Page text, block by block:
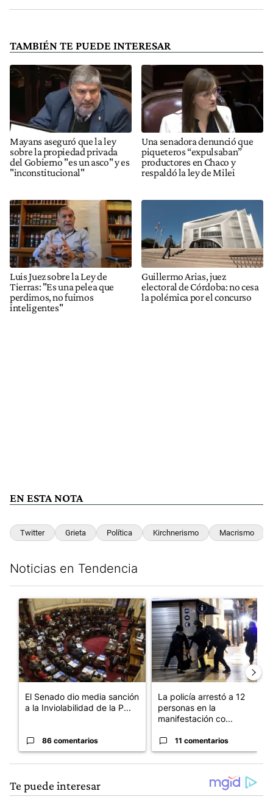
TAMBIÉN TE PUEDE INTERESAR
Mayans aseguró que la ley
sobre la propiedad privada
del Gobierno "es un asco" y es
"inconstitucional"
Una senadora denunció que
piqueteros “expulsaban”
productores en Chaco y
respaldó la ley de Milei
Luis Juez sobre la Ley de
Tierras: "Es una pelea que
perdimos, no fuimos
inteligentes"
Guillermo Arias, juez
electoral de Córdoba: no cesa
la polémica por el concurso
EN ESTA NOTA
Twitter Grieta Política Kirchnerismo Macrismo
Noticias en Tendencia
Un artículo de tendencia con el título "El Senado dio media
El Senado dio media sanción
a la Inviolabilidad de la P...
86 comentarios
Un artículo de tendencia con
La policía arrestó a 12
personas en la
manifestación co...
11 comentarios